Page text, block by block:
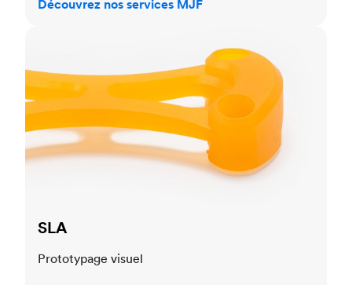
Découvrez nos services MJF
SLA
Prototypage visuel